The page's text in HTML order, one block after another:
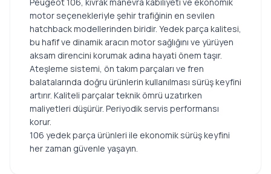
motor seçenekleriyle şehir trafiğinin en sevilen
hatchback modellerinden biridir. Yedek parça kalitesi,
bu hafif ve dinamik aracın motor sağlığını ve yürüyen
aksam direncini korumak adına hayati önem taşır.
Ateşleme sistemi, ön takım parçaları ve fren
balatalarında doğru ürünlerin kullanılması sürüş keyfini
artırır. Kaliteli parçalar teknik ömrü uzatırken
maliyetleri düşürür. Periyodik servis performansı
korur.
106 yedek parça ürünleri ile ekonomik sürüş keyfini
her zaman güvenle yaşayın.